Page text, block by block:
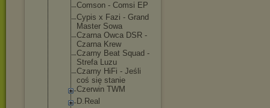
Comson - Comsi EP
Cypis x Fazi - Grand
Master Sowa
Czarna Owca DSR -
Czarna Krew
Czarny Beat Squad -
Strefa Luzu
Czarny HiFi - Jeśli
coś się stanie
Czerwin TWM
D.Real